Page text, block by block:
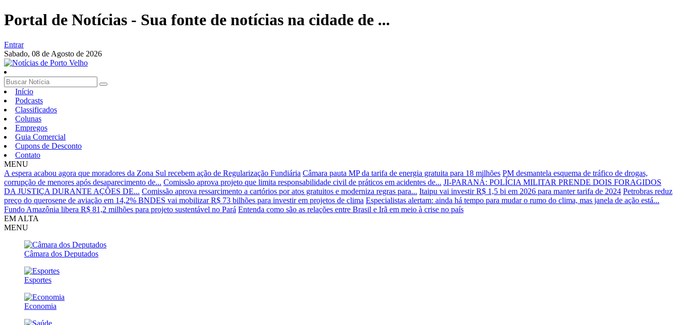
Portal de Notícias - Sua fonte de notícias na cidade de ...
Entrar
Sabado, 08 de Agosto de 2026
Início
Podcasts
Classificados
Colunas
Empregos
Guia Comercial
Cupons de Desconto
Contato
MENU
A espera acabou agora que moradores da Zona Sul recebem ação de Regularização Fundiária Câmara pauta MP da tarifa de energia gratuita para 18 milhões PM desmantela esquema de tráfico de drogas,
corrupção de menores após desaparecimento de... Comissão aprova projeto que limita responsabilidade civil de práticos em acidentes de... JI-PARANÁ: POLÍCIA MILITAR PRENDE DOIS FORAGIDOS
DA JUSTIÇA DURANTE AÇÕES DE... Comissão aprova ressarcimento a cartórios por atos gratuitos e moderniza regras para... Itaipu vai investir R$ 1,5 bi em 2026 para manter tarifa de 2024 Petrobras reduz
preço do querosene de aviação em 14,2% BNDES vai mobilizar R$ 73 bilhões para investir em projetos de clima Especialistas alertam: ainda há tempo para mudar o rumo do clima, mas janela de ação está...
Fundo Amazônia libera R$ 81,2 milhões para projeto sustentável no Pará Entenda como são as relações entre Brasil e Irã em meio à crise no país
EM ALTA
MENU
Câmara dos Deputados
Esportes
Economia